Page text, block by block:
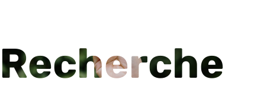
Recherche